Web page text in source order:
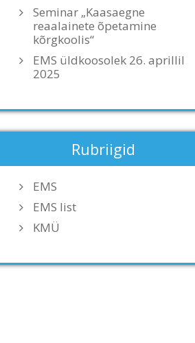
Seminar „Kaasaegne
reaalainete õpetamine
kõrgkoolis“
EMS üldkoosolek 26. aprillil
2025
Rubriigid
EMS
EMS list
KMÜ